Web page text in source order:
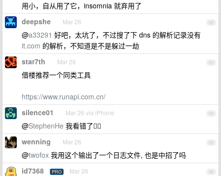
用小，自从用了它，insomnia 就弃用了
92
deepshe Mar 26
@a33291 好吧，太坑了，不过搜了下 dns 的解析记录没有
it.com 的解析，不知道是不是躲过一劫
93
star7th Mar 26
借楼推荐一个同类工具
https://www.runapi.com.cn/
94
silence01 Mar 26 via iPhone
@StephenHe 我看错了🤦‍♂️
95
wenning Mar 26
@twofox 我用这个输出了一个日志文件, 也是中招了吗
96
id7368 PRO Mar 26